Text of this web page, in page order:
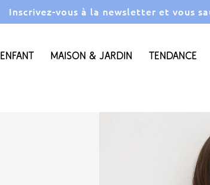
Inscrivez-vous à la newsletter et vous
Enfant Maison & Jardin Tendance